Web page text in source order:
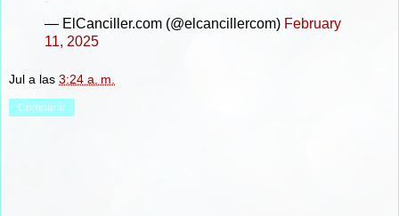
— ElCanciller.com (@elcancillercom) February
11, 2025
Jul a las 3:24 a. m.
Compartir